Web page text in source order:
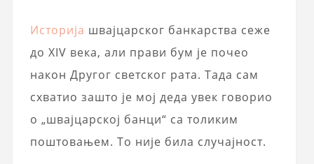
Историја швајцарског банкарства сеже
до XIV века, али прави бум је почео
након Другог светског рата. Тада сам
схватио зашто је мој деда увек говорио
о „швајцарској банци“ са толиким
поштовањем. То није била случајност.